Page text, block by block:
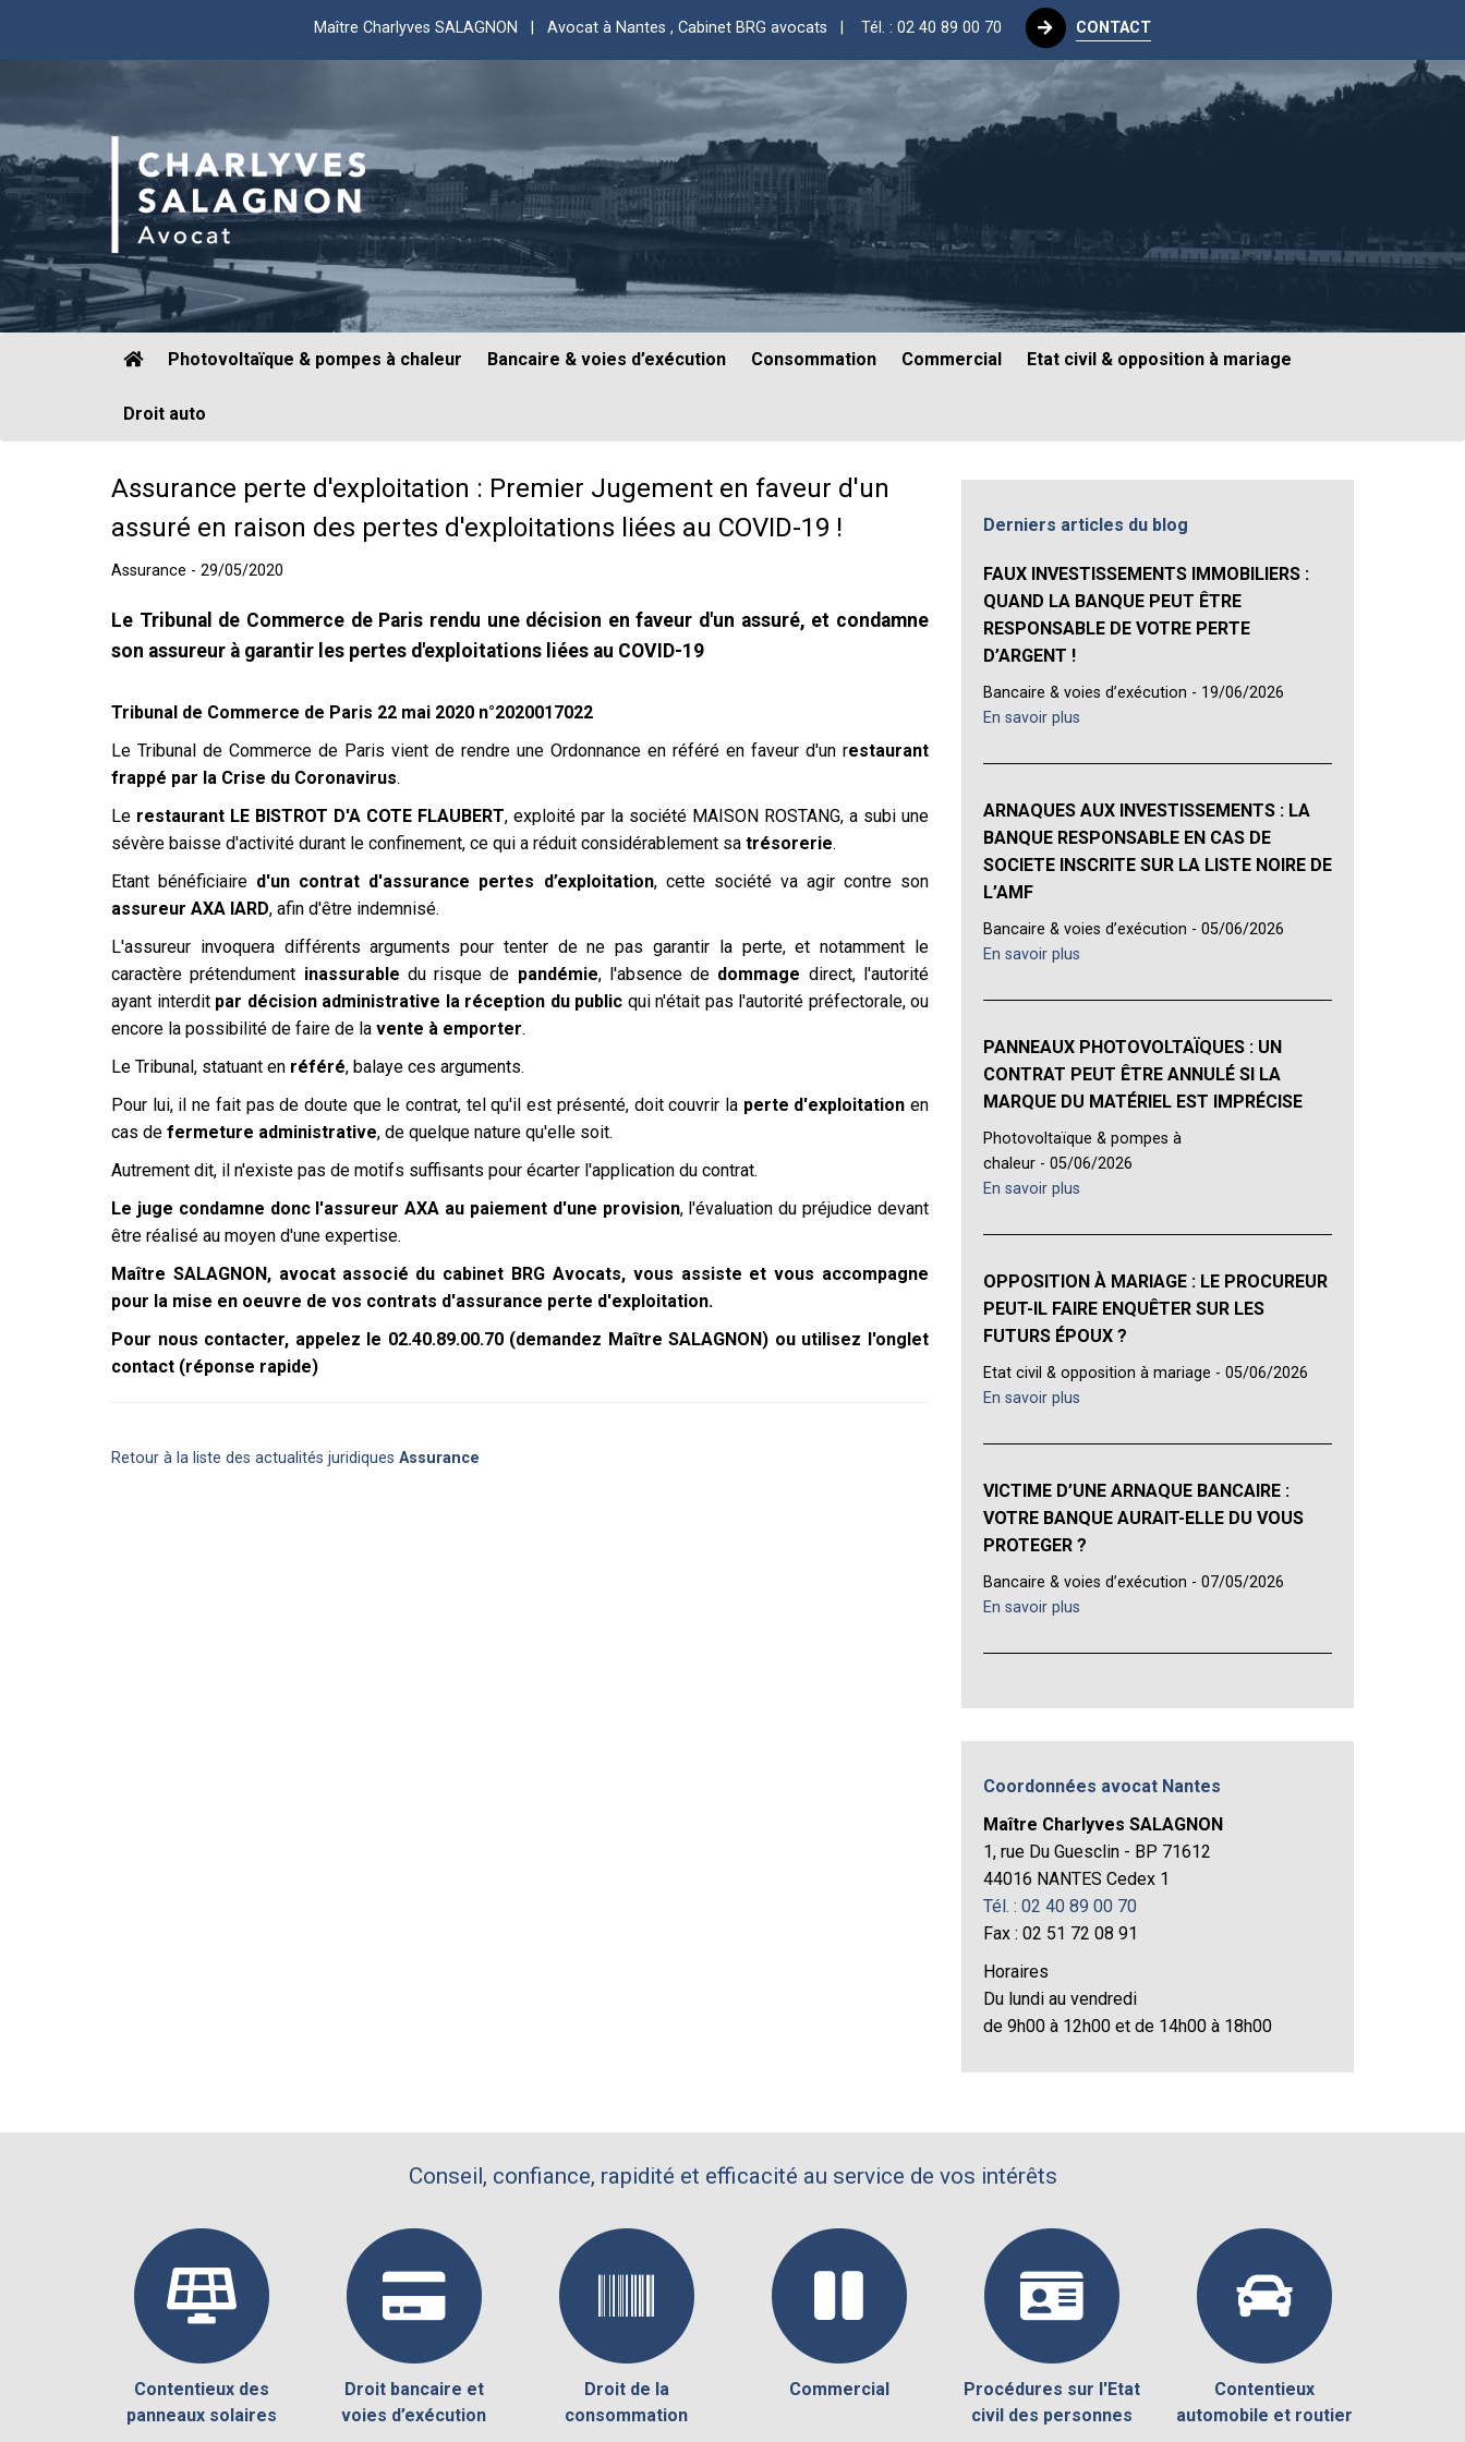
Maître Charlyves SALAGNON | Avocat à Nantes , Cabinet BRG avocats | Tél. : 02 40 89 00 70 CONTACT
Photovoltaïque & pompes à chaleur Bancaire & voies d’exécution Consommation Commercial Etat civil & opposition à mariage
Droit auto
Assurance perte d'exploitation : Premier Jugement en faveur d'un
assuré en raison des pertes d'exploitations liées au COVID-19 !
Assurance - 29/05/2020
Le Tribunal de Commerce de Paris rendu une décision en faveur d'un assuré, et condamne
son assureur à garantir les pertes d'exploitations liées au COVID-19
Tribunal de Commerce de Paris 22 mai 2020 n°2020017022
Le Tribunal de Commerce de Paris vient de rendre une Ordonnance en référé en faveur d'un restaurant
frappé par la Crise du Coronavirus.
Le restaurant LE BISTROT D'A COTE FLAUBERT, exploité par la société MAISON ROSTANG, a subi une
sévère baisse d'activité durant le confinement, ce qui a réduit considérablement sa trésorerie.
Etant bénéficiaire d'un contrat d'assurance pertes d’exploitation, cette société va agir contre son
assureur AXA IARD, afin d'être indemnisé.
L'assureur invoquera différents arguments pour tenter de ne pas garantir la perte, et notamment le
caractère prétendument inassurable du risque de pandémie, l'absence de dommage direct, l'autorité
ayant interdit par décision administrative la réception du public qui n'était pas l'autorité préfectorale, ou
encore la possibilité de faire de la vente à emporter.
Le Tribunal, statuant en référé, balaye ces arguments.
Pour lui, il ne fait pas de doute que le contrat, tel qu'il est présenté, doit couvrir la perte d'exploitation en
cas de fermeture administrative, de quelque nature qu'elle soit.
Autrement dit, il n'existe pas de motifs suffisants pour écarter l'application du contrat.
Le juge condamne donc l'assureur AXA au paiement d'une provision, l'évaluation du préjudice devant
être réalisé au moyen d'une expertise.
Maître SALAGNON, avocat associé du cabinet BRG Avocats, vous assiste et vous accompagne
pour la mise en oeuvre de vos contrats d'assurance perte d'exploitation.
Pour nous contacter, appelez le 02.40.89.00.70 (demandez Maître SALAGNON) ou utilisez l'onglet
contact (réponse rapide)
Retour à la liste des actualités juridiques Assurance
Derniers articles du blog
FAUX INVESTISSEMENTS IMMOBILIERS :
QUAND LA BANQUE PEUT ÊTRE
RESPONSABLE DE VOTRE PERTE
D’ARGENT !
Bancaire & voies d’exécution - 19/06/2026
En savoir plus
ARNAQUES AUX INVESTISSEMENTS : LA
BANQUE RESPONSABLE EN CAS DE
SOCIETE INSCRITE SUR LA LISTE NOIRE DE
L’AMF
Bancaire & voies d’exécution - 05/06/2026
En savoir plus
PANNEAUX PHOTOVOLTAÏQUES : UN
CONTRAT PEUT ÊTRE ANNULÉ SI LA
MARQUE DU MATÉRIEL EST IMPRÉCISE
Photovoltaïque & pompes à
chaleur - 05/06/2026
En savoir plus
OPPOSITION À MARIAGE : LE PROCUREUR
PEUT-IL FAIRE ENQUÊTER SUR LES
FUTURS ÉPOUX ?
Etat civil & opposition à mariage - 05/06/2026
En savoir plus
VICTIME D’UNE ARNAQUE BANCAIRE :
VOTRE BANQUE AURAIT-ELLE DU VOUS
PROTEGER ?
Bancaire & voies d’exécution - 07/05/2026
En savoir plus
Coordonnées avocat Nantes
Maître Charlyves SALAGNON
1, rue Du Guesclin - BP 71612
44016 NANTES Cedex 1
Tél. : 02 40 89 00 70
Fax : 02 51 72 08 91
Horaires
Du lundi au vendredi
de 9h00 à 12h00 et de 14h00 à 18h00
Conseil, confiance, rapidité et efficacité au service de vos intérêts
Contentieux des
panneaux solaires
Droit bancaire et
voies d’exécution
Droit de la
consommation
Commercial
Procédures sur l'Etat
civil des personnes
Contentieux
automobile et routier